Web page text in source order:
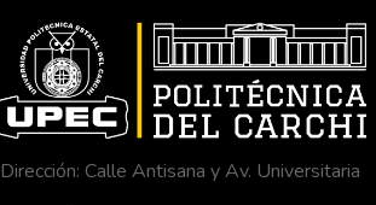
Dirección: Calle Antisana y Av. Universitaria